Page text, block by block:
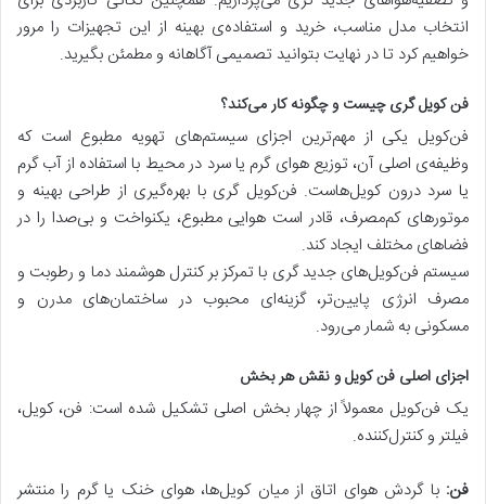
انتخاب مدل مناسب، خرید و استفاده‌ی بهینه از این تجهیزات را مرور
خواهیم کرد تا در نهایت بتوانید تصمیمی آگاهانه و مطمئن بگیرید.
فن کویل گری چیست و چگونه کار می‌کند؟
فن‌کویل یکی از مهم‌ترین اجزای سیستم‌های تهویه مطبوع است که
وظیفه‌ی اصلی آن، توزیع هوای گرم یا سرد در محیط با استفاده از آب گرم
یا سرد درون کویل‌هاست. فن‌کویل گری با بهره‌گیری از طراحی بهینه و
موتورهای کم‌مصرف، قادر است هوایی مطبوع، یکنواخت و بی‌صدا را در
فضاهای مختلف ایجاد کند.
سیستم فن‌کویل‌های جدید گری با تمرکز بر کنترل هوشمند دما و رطوبت و
مصرف انرژی پایین‌تر، گزینه‌ای محبوب در ساختمان‌های مدرن و
مسکونی به شمار می‌رود.
اجزای اصلی فن کویل و نقش هر بخش
یک فن‌کویل معمولاً از چهار بخش اصلی تشکیل شده است: فن، کویل،
فیلتر و کنترل‌کننده.
فن:با گردش هوای اتاق از میان کویل‌ها، هوای خنک یا گرم را منتشر